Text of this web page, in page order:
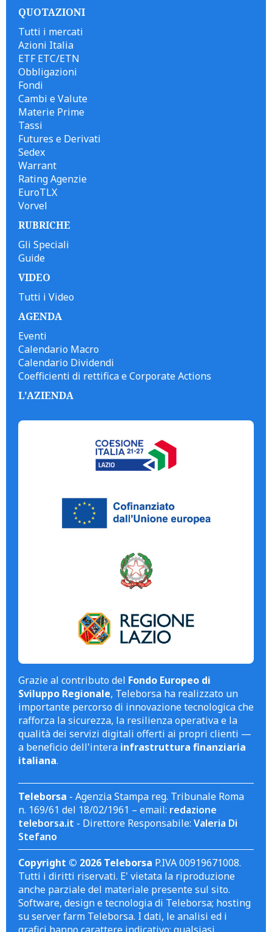
QUOTAZIONI
Tutti i mercati
Azioni Italia
ETF ETC/ETN
Obbligazioni
Fondi
Cambi e Valute
Materie Prime
Tassi
Futures e Derivati
Sedex
Warrant
Rating Agenzie
EuroTLX
Vorvel
RUBRICHE
Gli Speciali
Guide
VIDEO
Tutti i Video
AGENDA
Eventi
Calendario Macro
Calendario Dividendi
Coefficienti di rettifica e Corporate Actions
L'AZIENDA
Grazie al contributo del Fondo Europeo di
Sviluppo Regionale, Teleborsa ha realizzato un
importante percorso di innovazione tecnologica che
rafforza la sicurezza, la resilienza operativa e la
qualità dei servizi digitali offerti ai propri clienti —
a beneficio dell'intera infrastruttura finanziaria
italiana.
Teleborsa - Agenzia Stampa reg. Tribunale Roma
n. 169/61 del 18/02/1961 – email: redazione
teleborsa.it - Direttore Responsabile: Valeria Di
Stefano
Copyright © 2026 Teleborsa P.IVA 00919671008.
Tutti i diritti riservati. E' vietata la riproduzione
anche parziale del materiale presente sul sito.
Software, design e tecnologia di Teleborsa; hosting
su server farm Teleborsa. I dati, le analisi ed i